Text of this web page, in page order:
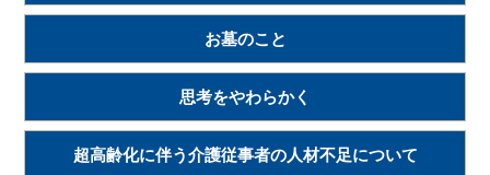
お墓のこと
思考をやわらかく
超高齢化に伴う介護従事者の人材不足について